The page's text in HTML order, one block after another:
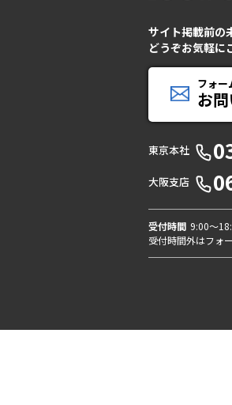
サイト掲載前の
どうぞお気軽に
フォー
お
東京本社
大阪支店
受付時間 9:00〜
受付時間外はフォ